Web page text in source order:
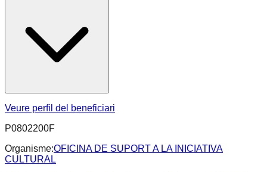
Veure perfil del beneficiari
P0802200F
Organisme:OFICINA DE SUPORT A LA INICIATIVA
CULTURAL